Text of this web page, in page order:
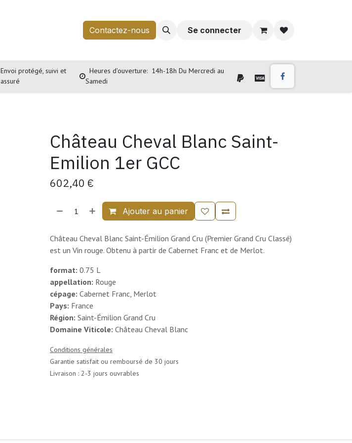
Contactez-nous Se connecter
Envoi protégé, suivi et
assuré
Heures d'ouverture: 14h-18h Du Mercredi au
Samedi
Château Cheval Blanc Saint-
Emilion 1er GCC
602,40 €
Ajouter au panier
Château Cheval Blanc Saint-Émilion Grand Cru (Premier Grand Cru Classé)
est un Vin rouge. Obtenu à partir de Cabernet Franc et de Merlot.
format: 0.75 L
appellation: Rouge
cépage: Cabernet Franc, Merlot
Pays: France
Région: Saint-Émilion Grand Cru
Domaine Viticole: Château Cheval Blanc
Conditions générales
Garantie satisfait ou remboursé de 30 jours
Livraison : 2-3 jours ouvrables